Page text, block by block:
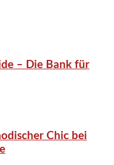
– Die Bank für
Chic bei